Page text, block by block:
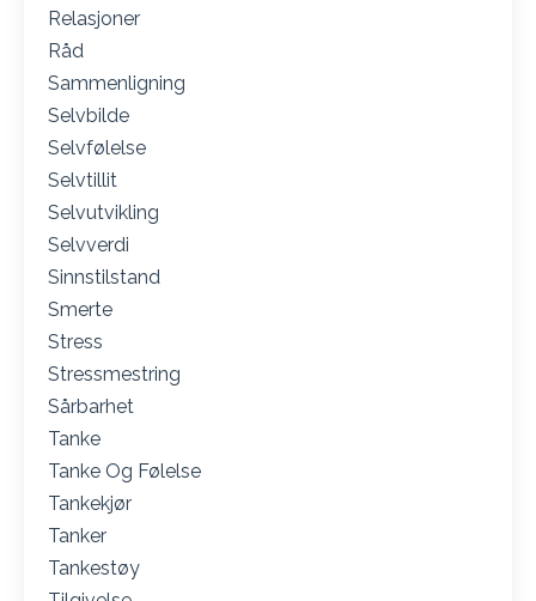
Relasjoner
Råd
Sammenligning
Selvbilde
Selvfølelse
Selvtillit
Selvutvikling
Selvverdi
Sinnstilstand
Smerte
Stress
Stressmestring
Sårbarhet
Tanke
Tanke Og Følelse
Tankekjør
Tanker
Tankestøy